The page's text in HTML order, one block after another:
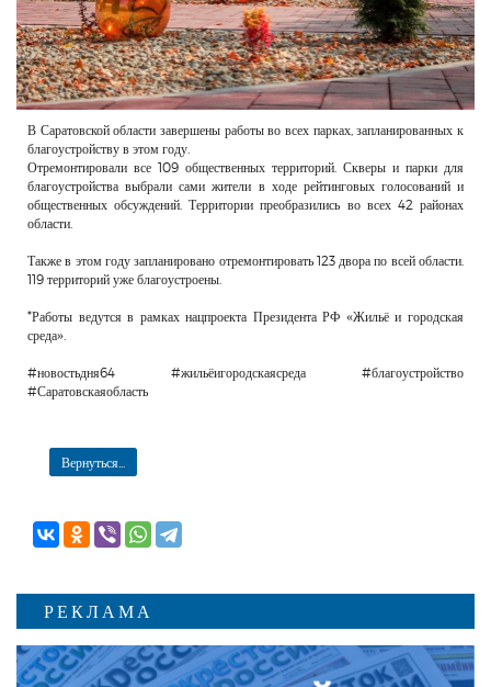
В Саратовской области завершены работы во всех парках, запланированных к
благоустройству в этом году.
Отремонтировали все 109 общественных территорий. Скверы и парки для
благоустройства выбрали сами жители в ходе рейтинговых голосований и
общественных обсуждений. Территории преобразились во всех 42 районах
области.
Также в этом году запланировано отремонтировать 123 двора по всей области.
119 территорий уже благоустроены.
*Работы ведутся в рамках нацпроекта Президента РФ «Жильё и городская
среда».
#новостьдня64 #жильёигородскаясреда #благоустройство
#Саратовскаяобласть
Вернуться...
РЕКЛАМА